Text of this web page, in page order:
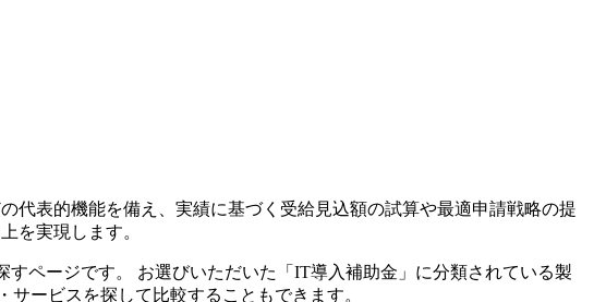
代表的機能を備え、実績に基づく受給見込額の試算や最適申請戦略の提
を実現します。
すページです。 お選びいただいた「 IT導入補助金 」に分類されている製
ービスを探して比較することもできます。